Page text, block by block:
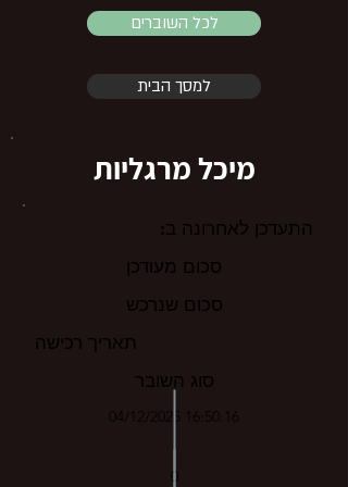
לכל השוברים
למסך הבית
מיכל מרגליות
התעדכן לאחרונה ב:
סכום מעודכן
סכום שנרכש
תאריך רכישה
סוג השובר
04/12/2025 16:50:16
0